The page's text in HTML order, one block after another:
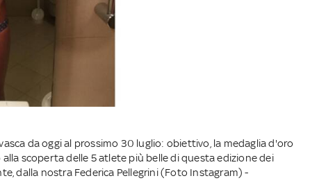
da oggi al prossimo 30 luglio: obiettivo, la medaglia d'oro
scoperta delle 5 atlete più belle di questa edizione dei
dalla nostra Federica Pellegrini (Foto Instagram) -